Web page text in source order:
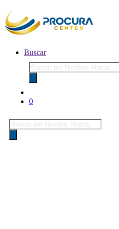
Buscar
Búsqueda
de
productos
0
Búsqueda
de
productos